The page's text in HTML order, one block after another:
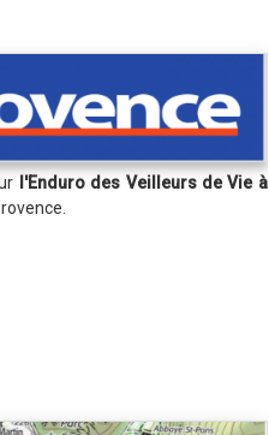
l'Enduro des Veilleurs de Vie à